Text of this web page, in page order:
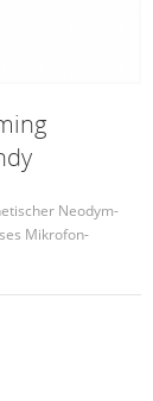
Neodym-
Mikrofon-